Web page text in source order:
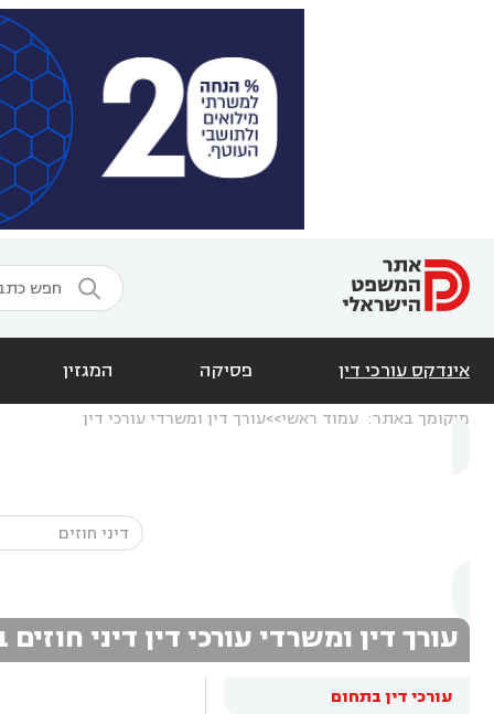

אינדקס עורכי דין פסיקה המגזין
מיקומך באתר: עמוד ראשי עורך דין ומשרדי עורכי דין
עורך דין ומשרדי עורכי דין דיני
עורכי דין בתחום